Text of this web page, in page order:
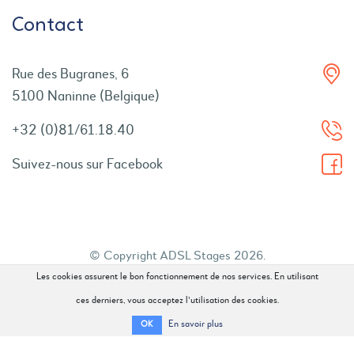
Les cookies assurent le bon fonctionnement de nos services. En utilisant
ces derniers, vous acceptez l'utilisation des cookies.
OK En savoir plus
Contact
Rue des Bugranes, 6
5100 Naninne (Belgique)
+32 (0)81/61.18.40
Suivez-nous sur Facebook
© Copyright ADSL Stages 2026.
Tous droits réservés.